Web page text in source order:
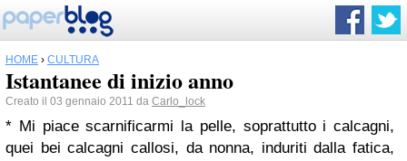
HOME › CULTURA
Istantanee di inizio anno
Creato il 03 gennaio 2011 da Carlo_lock
* Mi piace scarnificarmi la pelle, soprattutto i calcagni,
quei bei calcagni callosi, da nonna, induriti dalla fatica,